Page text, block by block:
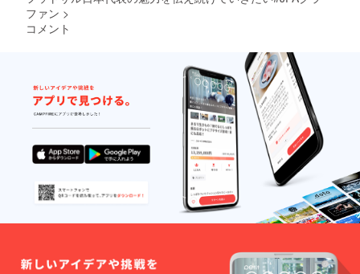
ファン >
コメント